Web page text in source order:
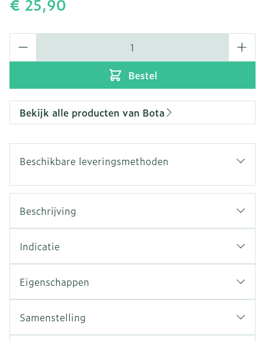
€ 25,90
Bestel
Bekijk alle producten van Bota
Beschikbare leveringsmethoden
Beschrijving
Indicatie
Eigenschappen
Samenstelling